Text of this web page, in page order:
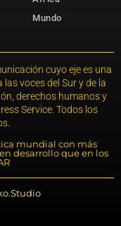
Mundo
cuyo eje es una
voces del Sur y de la
derechos humanos y
Service. Todos los
mundial con más
desarrollo que en los